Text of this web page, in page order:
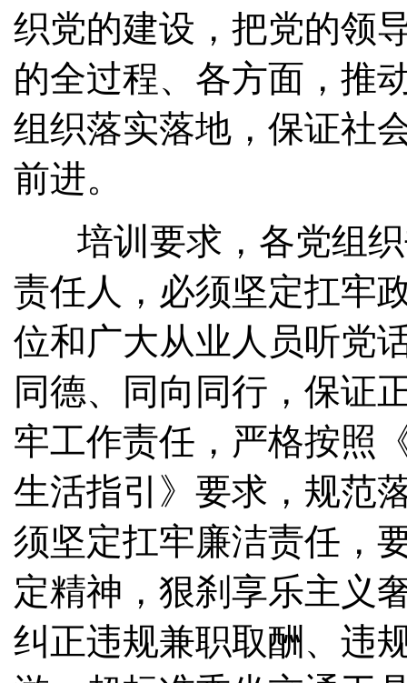
织党的建设，把党的领
的全过程、各方面，推
组织落实落地，保证社
前进。
培训要求，各党组
责任人，必须坚定扛牢
位和广大从业人员听党
同德、同向同行，保证
牢工作责任，严格按照
生活指引》要求，规范
须坚定扛牢廉洁责任，
定精神，狠刹享乐主义
纠正违规兼职取酬、违